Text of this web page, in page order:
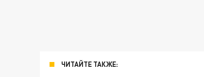
ЧИТАЙТЕ ТАКЖЕ: